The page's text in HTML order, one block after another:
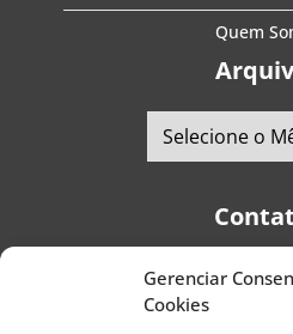
Gerenciar
Cookies
Quem
Telefones:+55 (11) 2579-